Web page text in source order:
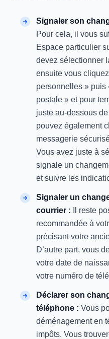
Signaler son
Pour cela, il vous
Espace particulier
devez sélectionner
ensuite vous
personnelles » puis
postale » et pour
juste au-dessous
pouvez également
messagerie
Vous avez juste à
signale un
et suivre les
Signaler un
courrier :
Il reste
recommandée à
précisant votre
D’autre part, vous
votre date de
votre numéro de
Déclarer son
téléphone : Vous
déménagement en
impôts. Vous